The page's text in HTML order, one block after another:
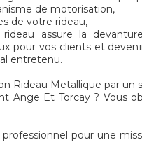
de motorisation,
de votre rideau,
assure la
pour vos clients et
entretenu.
Rideau Metallique par un
Ange Et Torcay ? Vous
pour une